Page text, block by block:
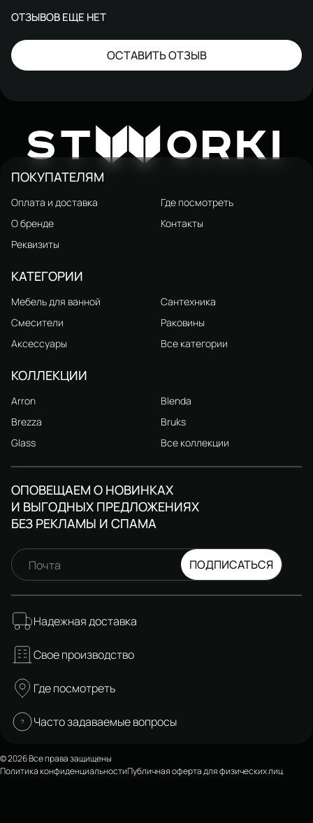
ОТЗЫВОВ ЕЩЕ НЕТ
ОСТАВИТЬ ОТЗЫВ
STW ORKI
ПОКУПАТЕЛЯМ
Оплата и доставка
Где посмотреть
О бренде
Контакты
Реквизиты
КАТЕГОРИИ
Мебель для ванной
Сантехника
Смесители
Раковины
Аксессуары
Все категории
КОЛЛЕКЦИИ
Arron
Blenda
Brezza
Bruks
Glass
Все коллекции
ОПОВЕЩАЕМ О НОВИНКАХ
И ВЫГОДНЫХ ПРЕДЛОЖЕНИЯХ
БЕЗ РЕКЛАМЫ И СПАМА
Почта ПОДПИСАТЬСЯ
Надежная доставка
Свое производство
Где посмотреть
Часто задаваемые вопросы
© 2026 Все права защищены
Политика конфиденциальностиПубличная оферта для физических лиц